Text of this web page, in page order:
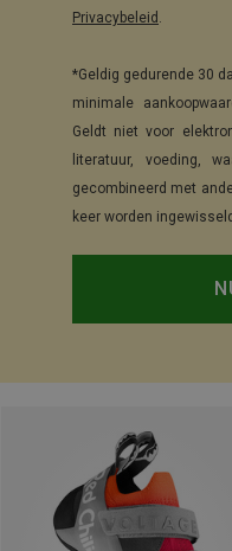
Privacybeleid .
*Geldig gedurende 30
minimale
Geldt niet voor
literatuur, voeding,
gecombineerd met
keer worden